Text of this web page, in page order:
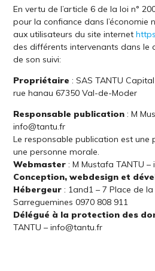
En vertu de l’article 6 de la loi n°
pour la confiance dans l’économie
aux utilisateurs du site internet
des différents intervenants dans le
de son suivi:
Propriétaire : SAS TANTU
rue hanau 67350 Val-de-Moder
Responsable publication : M
info@tantu.fr
Le responsable publication est une
une personne morale.
Webmaster : M Mustafa TANTU
Conception, webdesign et
Hébergeur : 1and1 – 7 Place de
Sarreguemines 0970 808 911
Délégué à la protection des
TANTU – info@tantu.fr